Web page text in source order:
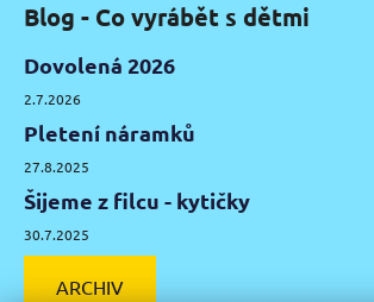
Blog - Co vyrábět s dětmi
Dovolená 2026
2.7.2026
Pletení náramků
27.8.2025
Šijeme z filcu - kytičky
30.7.2025
ARCHIV